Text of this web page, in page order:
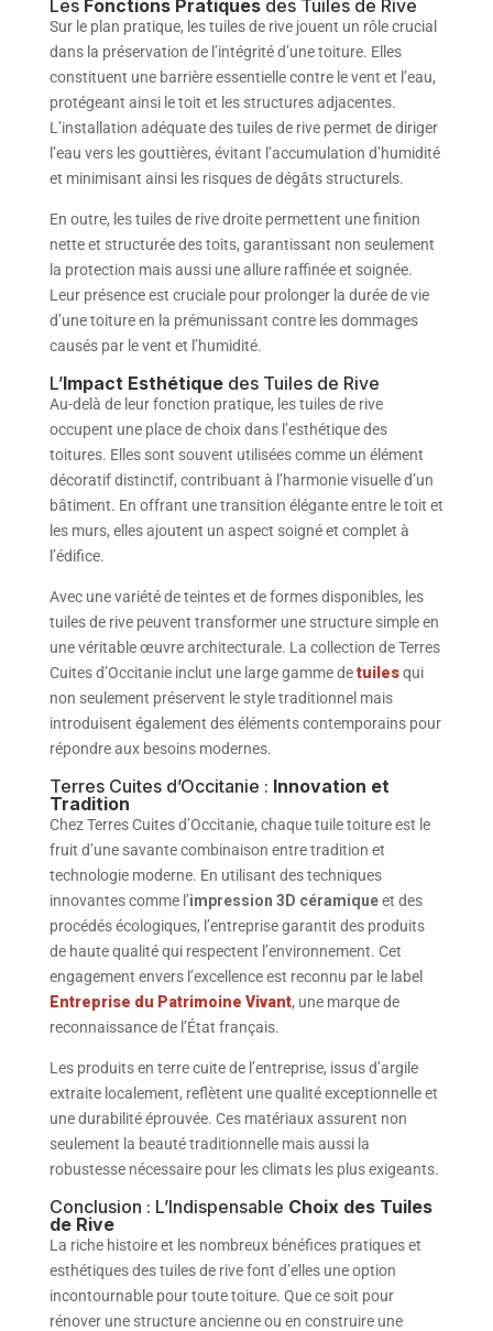
Les Fonctions Pratiquesdes Tuiles de Rive
Sur le plan pratique, les tuiles de rive jouent un rôle crucial
dans la préservation de l’intégrité d’une toiture. Elles
constituent une barrière essentielle contre le vent et l’eau,
protégeant ainsi le toit et les structures adjacentes.
L’installation adéquate des tuiles de rive permet de diriger
l’eau vers les gouttières, évitant l’accumulation d’humidité
et minimisant ainsi les risques de dégâts structurels.
En outre, les tuiles de rive droite permettent une finition
nette et structurée des toits, garantissant non seulement
la protection mais aussi une allure raffinée et soignée.
Leur présence est cruciale pour prolonger la durée de vie
d’une toiture en la prémunissant contre les dommages
causés par le vent et l’humidité.
L’Impact Esthétiquedes Tuiles de Rive
Au-delà de leur fonction pratique, les tuiles de rive
occupent une place de choix dans l’esthétique des
toitures. Elles sont souvent utilisées comme un élément
décoratif distinctif, contribuant à l’harmonie visuelle d’un
bâtiment. En offrant une transition élégante entre le toit et
les murs, elles ajoutent un aspect soigné et complet à
l’édifice.
Avec une variété de teintes et de formes disponibles, les
tuiles de rive peuvent transformer une structure simple en
une véritable œuvre architecturale. La collection de Terres
Cuites d’Occitanie inclut une large gamme detuilesqui
non seulement préservent le style traditionnel mais
introduisent également des éléments contemporains pour
répondre aux besoins modernes.
Terres Cuites d’Occitanie : Innovation et
Tradition
Chez Terres Cuites d’Occitanie, chaque tuile toiture est le
fruit d’une savante combinaison entre tradition et
technologie moderne. En utilisant des techniques
innovantes comme l’impression 3D céramiqueet des
procédés écologiques, l’entreprise garantit des produits
de haute qualité qui respectent l’environnement. Cet
engagement envers l’excellence est reconnu par le label ​
Entreprise du Patrimoine Vivant, une marque de
reconnaissance de l’État français.
Les produits en terre cuite de l’entreprise, issus d’argile
extraite localement, reflètent une qualité exceptionnelle et
une durabilité éprouvée. Ces matériaux assurent non
seulement la beauté traditionnelle mais aussi la
robustesse nécessaire pour les climats les plus exigeants.
Conclusion : L’Indispensable Choix des Tuiles
de Rive
La riche histoire et les nombreux bénéfices pratiques et
esthétiques des tuiles de rive font d’elles une option
incontournable pour toute toiture. Que ce soit pour
rénover une structure ancienne ou en construire une